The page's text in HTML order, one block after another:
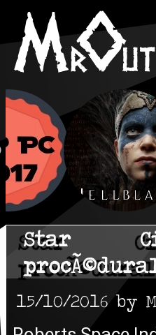
Star
15/10/2016 by